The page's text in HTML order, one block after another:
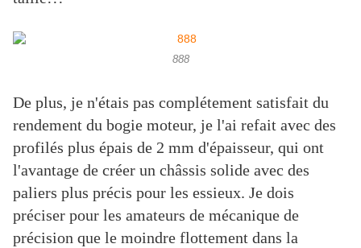
888
De plus, je n'étais pas complétement satisfait du
rendement du bogie moteur, je l'ai refait avec des
profilés plus épais de 2 mm d'épaisseur, qui ont
l'avantage de créer un châssis solide avec des
paliers plus précis pour les essieux. Je dois
préciser pour les amateurs de mécanique de
précision que le moindre flottement dans la